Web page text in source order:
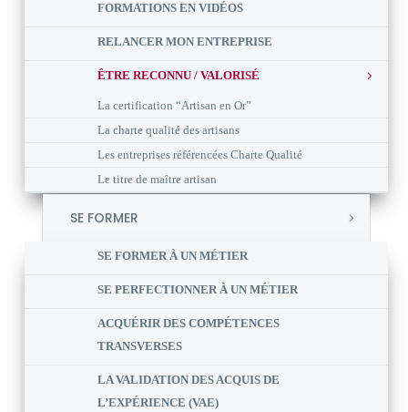
FORMATIONS EN VIDÉOS
RELANCER MON ENTREPRISE
ÊTRE RECONNU / VALORISÉ
La certification “Artisan en Or”
La charte qualité des artisans
Les entreprises référencées Charte Qualité
Le titre de maître artisan
SE FORMER
SE FORMER À UN MÉTIER
SE PERFECTIONNER À UN MÉTIER
ACQUÉRIR DES COMPÉTENCES
TRANSVERSES
LA VALIDATION DES ACQUIS DE
L’EXPÉRIENCE (VAE)